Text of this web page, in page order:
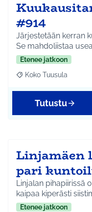
#914
Järjestetään kerran
Se mahdoliistaa
Etenee jatkoon
Rajaa tulokset
Koko Tuusula
Tutustu
Linjamäen
pari
Linjalan pihapiirissä
kaipaa kiperästi
Etenee jatkoon